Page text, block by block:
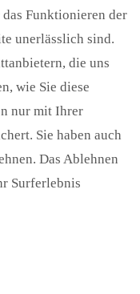
Funktionieren der
unerlässlich sind.
die uns
wie Sie diese
nur mit Ihrer
Sie haben auch
Das Ablehnen
Surferlebnis